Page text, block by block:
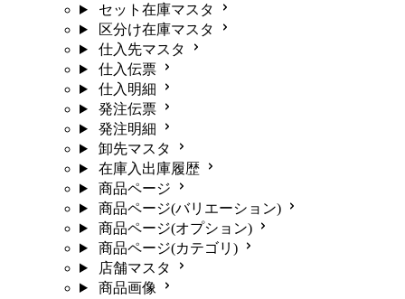
セット在庫マスタ
区分け在庫マスタ
仕入先マスタ
仕入伝票
仕入明細
発注伝票
発注明細
卸先マスタ
在庫入出庫履歴
商品ページ
商品ページ(バリエーション)
商品ページ(オプション)
商品ページ(カテゴリ)
店舗マスタ
商品画像